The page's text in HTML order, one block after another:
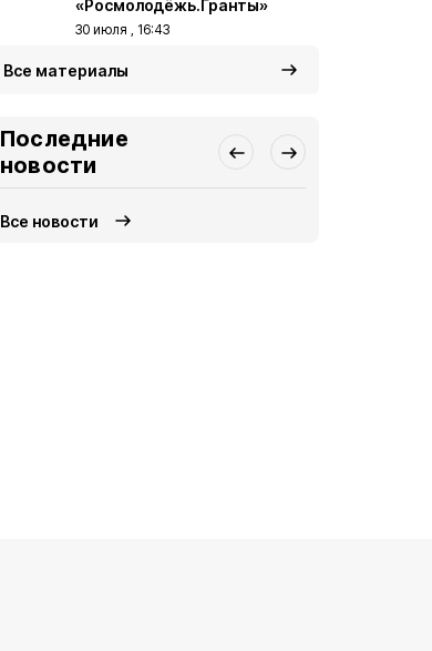
«Росмолодёжь.Гранты»
30 июля , 16:43
Все материалы
Последние
новости
Все новости